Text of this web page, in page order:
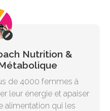
Nutrition &
de 4000 femmes à
leur énergie et apaiser
alimentation qui les